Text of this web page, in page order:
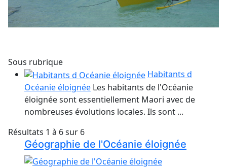
Sous rubrique
Habitants d
Océanie éloignée Les habitants de l'Océanie
éloignée sont essentiellement Maori avec de
nombreuses évolutions locales. Ils sont ...
Résultats 1 à 6 sur 6
Géographie de l'Océanie éloignée